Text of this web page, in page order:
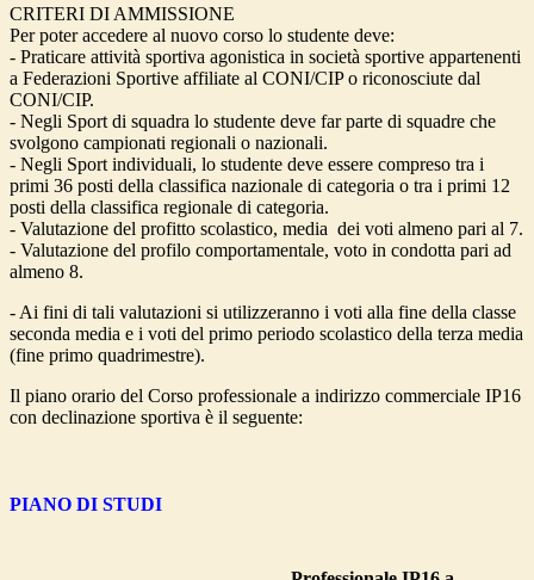
CRITERI DI AMMISSIONE
Per poter accedere al nuovo corso lo studente deve:
- Praticare attività sportiva agonistica in società sportive appartenenti
a Federazioni Sportive affiliate al CONI/CIP o riconosciute dal
CONI/CIP.
- Negli Sport di squadra lo studente deve far parte di squadre che
svolgono campionati regionali o nazionali.
- Negli Sport individuali, lo studente deve essere compreso tra i
primi 36 posti della classifica nazionale di categoria o tra i primi 12
posti della classifica regionale di categoria.
- Valutazione del profitto scolastico, media dei voti almeno pari al 7.
- Valutazione del profilo comportamentale, voto in condotta pari ad
almeno 8.
- Ai fini di tali valutazioni si utilizzeranno i voti alla fine della classe
seconda media e i voti del primo periodo scolastico della terza media
(fine primo quadrimestre).
Il piano orario del Corso professionale a indirizzo commerciale IP16
con declinazione sportiva è il seguente:
PIANO DI STUDI